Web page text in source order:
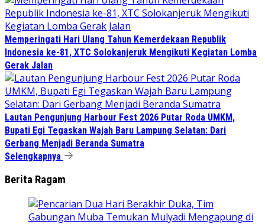
Memperingati Hari Ulang Tahun Kemerdekaan Republik
Indonesia ke-81, XTC Solokanjeruk Mengikuti Kegiatan Lomba
Gerak Jalan
Lautan Pengunjung Harbour Fest 2026 Putar Roda UMKM,
Bupati Egi Tegaskan Wajah Baru Lampung Selatan: Dari
Gerbang Menjadi Beranda Sumatra
Selengkapnya
Berita Ragam